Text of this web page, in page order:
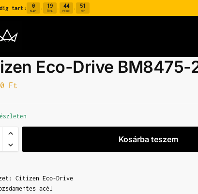
tart: 0
NAP : 19
ÓRA : 44
PERC : 50
MP
Eco-Drive BM8475-
Ft
Kosárba teszem
Citizen Eco-Drive
acél